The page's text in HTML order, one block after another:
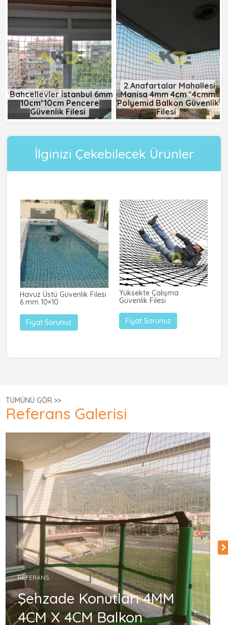
Bahçelievler İstanbul 6mm
10cm*10cm Pencere
Güvenlik Filesi
2.Anafartalar Mahallesi
Manisa 4mm 4cm *4cmm
Polyemid Balkon Güvenlik
Filesi
İlginizi Çekebilecek Ürünler
Havuz Üstü Güvenlik Filesi
6 mm 10×10
Fiyat Sorunuz
Yüksekte Çalışma
Güvenlik Filesi
Fiyat Sorunuz
Referans Galerisi
TÜMÜNÜ GÖR >>
REFERANS
Şehzade Konutları 4MM
4CM X 4CM Balkon